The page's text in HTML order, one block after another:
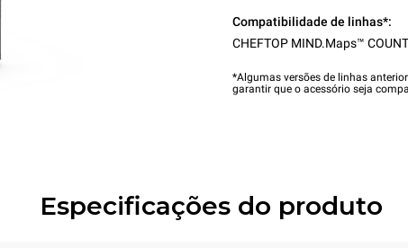
Compatibilidade de linhas*:
CHEFTOP MIND.Maps™
*Algumas versões de linhas
garantir que o acessório seja
Especificações do produto